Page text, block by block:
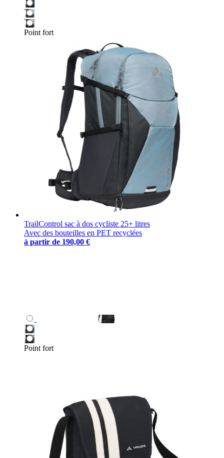
Point fort
TrailControl sac à dos cycliste 25+ litres
Avec des bouteilles en PET recyclées
à partir de 190,00 €
Point fort